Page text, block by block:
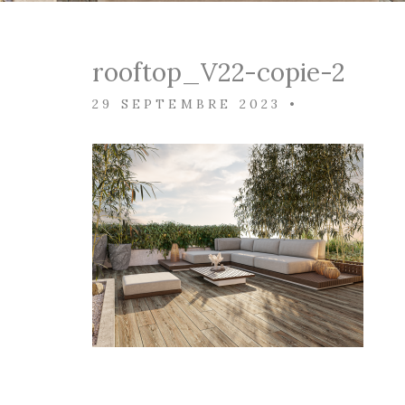
rooftop_V22-copie-2
29 SEPTEMBRE 2023 •